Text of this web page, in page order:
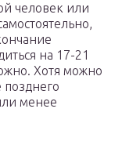
человек или
на 17-21
Хотя можно
позднего
менее